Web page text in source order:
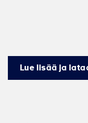
Lue lisää ja